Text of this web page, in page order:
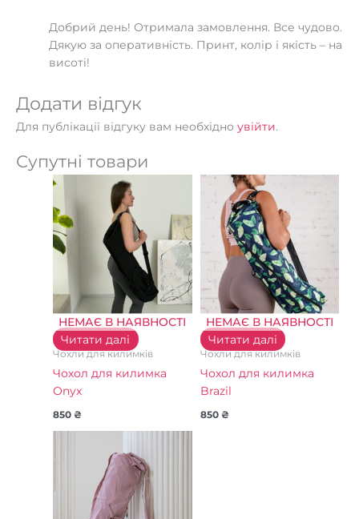
Добрий день! Отримала замовлення. Все чудово.
Дякую за оперативність. Принт, колір і якість – на
висоті!
Додати відгук
Для публікації відгуку вам необхідно увійти.
Супутні товари
НЕМАЄ В НАЯВНОСТІ
Читати далі
Чохли для килимків
Чохол для килимка
Onyx
850₴
НЕМАЄ В НАЯВНОСТІ
Читати далі
Чохли для килимків
Чохол для килимка
Brazil
850 ₴